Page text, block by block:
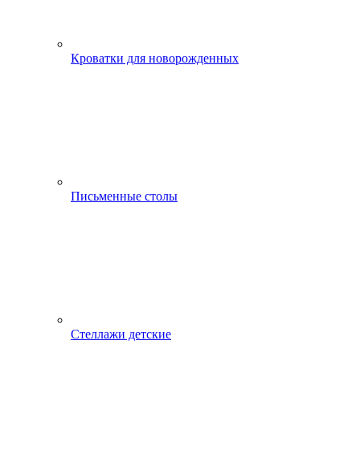
Кроватки для новорожденных
Письменные столы
Стеллажи детские